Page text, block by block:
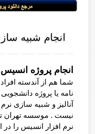
انجام شبیه
انجام پروژه انسیس
شما هم از آندسته
نامه یا پروژه
آنالیز و شبیه سازی
نیست . موسسه تهران
نرم افزار انسیس را در